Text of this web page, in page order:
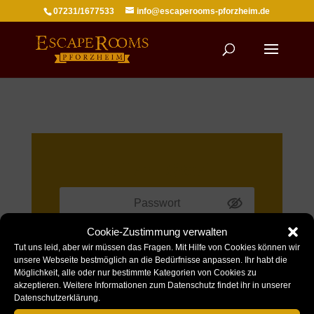
Cookie-Zustimmung verwalten
Tut uns leid, aber wir müssen das Fragen. Mit Hilfe von Cookies können wir
unsere Webseite bestmöglich an die Bedürfnisse anpassen. Ihr habt die
Möglichkeit, alle oder nur bestimmte Kategorien von Cookies zu
akzeptieren. Weitere Informationen zum Datenschutz findet ihr in unserer
Datenschutzerklärung.
07231/1677533 info@escaperooms-pforzheim.de
Code prüfen